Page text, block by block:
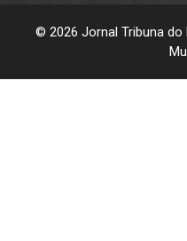
© 2026 Jornal Tribuna do